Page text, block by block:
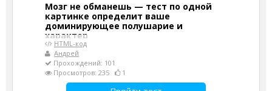
Мозг не обманешь — тест по одной
картинке определит ваше
доминирующее полушарие и
характер
HTML-код
Андрей
Прохождений: 101
Просмотров: 235
1